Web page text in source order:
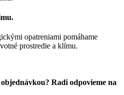
opatreniami pomáhame
prostredie a klímu.
Radi odpovieme na